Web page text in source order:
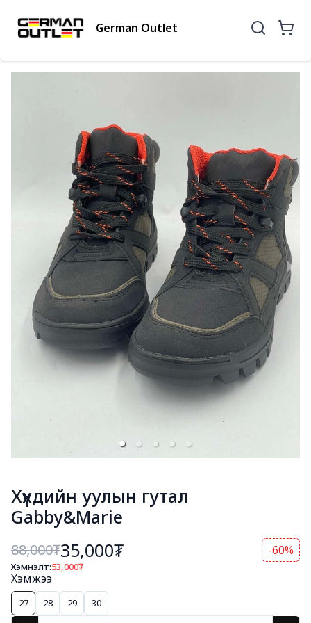
German Outlet
Хүүхдийн уулын гутал
Gabby&Marie
88,000₮35,000₮ -60%
Хэмнэлт:53,000₮
Хэмжээ
27 28 29 30